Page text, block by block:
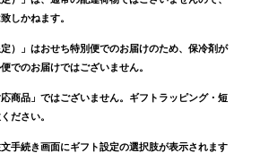
しかねます。
定）」はおせち特別便でのお届けのため、保冷剤が
でのお届けではございません。
商品」ではございません。ギフトラッピング・短
ださい。
手続き画面にギフト設定の選択肢が表示されます